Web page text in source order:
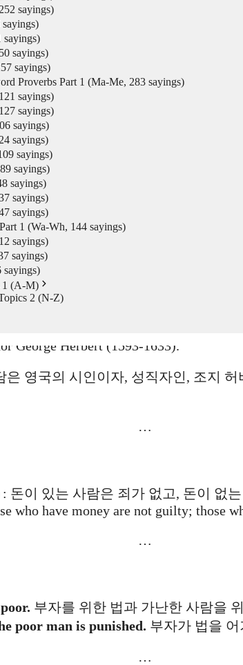
sayings)
sayings)
sayings)
Proverbs Part 1 (Ma-Me, 283 sayings)
sayings)
sayings)
sayings)
sayings)
sayings)
sayings)
sayings)
sayings)
sayings)
1 (Wa-Wh, 144 sayings)
sayings)
sayings)
1 (A-M)
2 (N-Z)
미
at night. Meaning 의미
depending on the person or situation.
있다는 의미입니다.
this proverb appears in the
George Herbert (1593-1633).
영국의 시인이자, 성직자인, 조지 허
…
: 돈이 있는 사람은 죄가 없고, 돈이 없
who have money are not guilty; those
…
부자를 위한 법과 가난한 사람을
poor man is punished. 부자가 법을
…